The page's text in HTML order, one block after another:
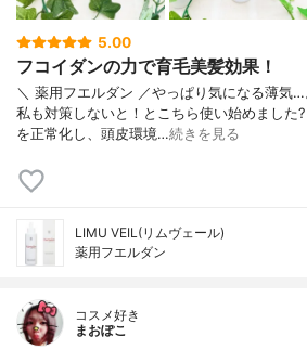
5.00
フコイダンの力で育毛美髪効果！
＼ 薬用フエルダン ／やっぱり気になる薄気…
私も対策しないと！とこちら使い始めました
を正常化し、頭皮環境…続きを見る
LIMU VEIL(リムヴェール)
薬用フエルダン
コスメ好き
まおぽこ